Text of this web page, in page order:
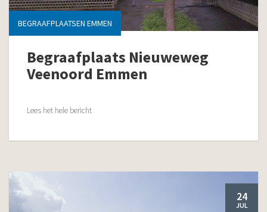
BEGRAAFPLAATSEN EMMEN
Begraafplaats Nieuweweg
Veenoord Emmen
Lees het hele bericht
24
JUL